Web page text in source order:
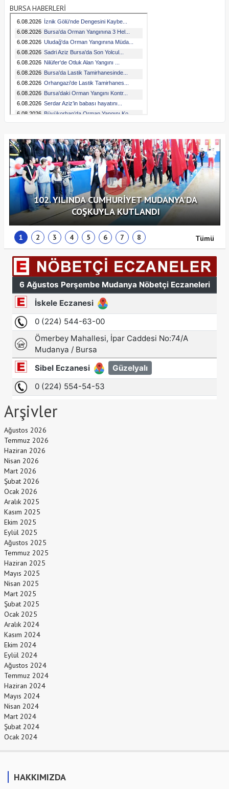
BURSA HABERLERİ
Tümü
102. YILINDA CUMHURİYET MUDANYA'DA
COŞKUYLA KUTLANDI
1 2 3 4 5 6 7 8
Arşivler
Ağustos 2026
Temmuz 2026
Haziran 2026
Nisan 2026
Mart 2026
Şubat 2026
Ocak 2026
Aralık 2025
Kasım 2025
Ekim 2025
Eylül 2025
Ağustos 2025
Temmuz 2025
Haziran 2025
Mayıs 2025
Nisan 2025
Mart 2025
Şubat 2025
Ocak 2025
Aralık 2024
Kasım 2024
Ekim 2024
Eylül 2024
Ağustos 2024
Temmuz 2024
Haziran 2024
Mayıs 2024
Nisan 2024
Mart 2024
Şubat 2024
Ocak 2024
HAKKIMIZDA